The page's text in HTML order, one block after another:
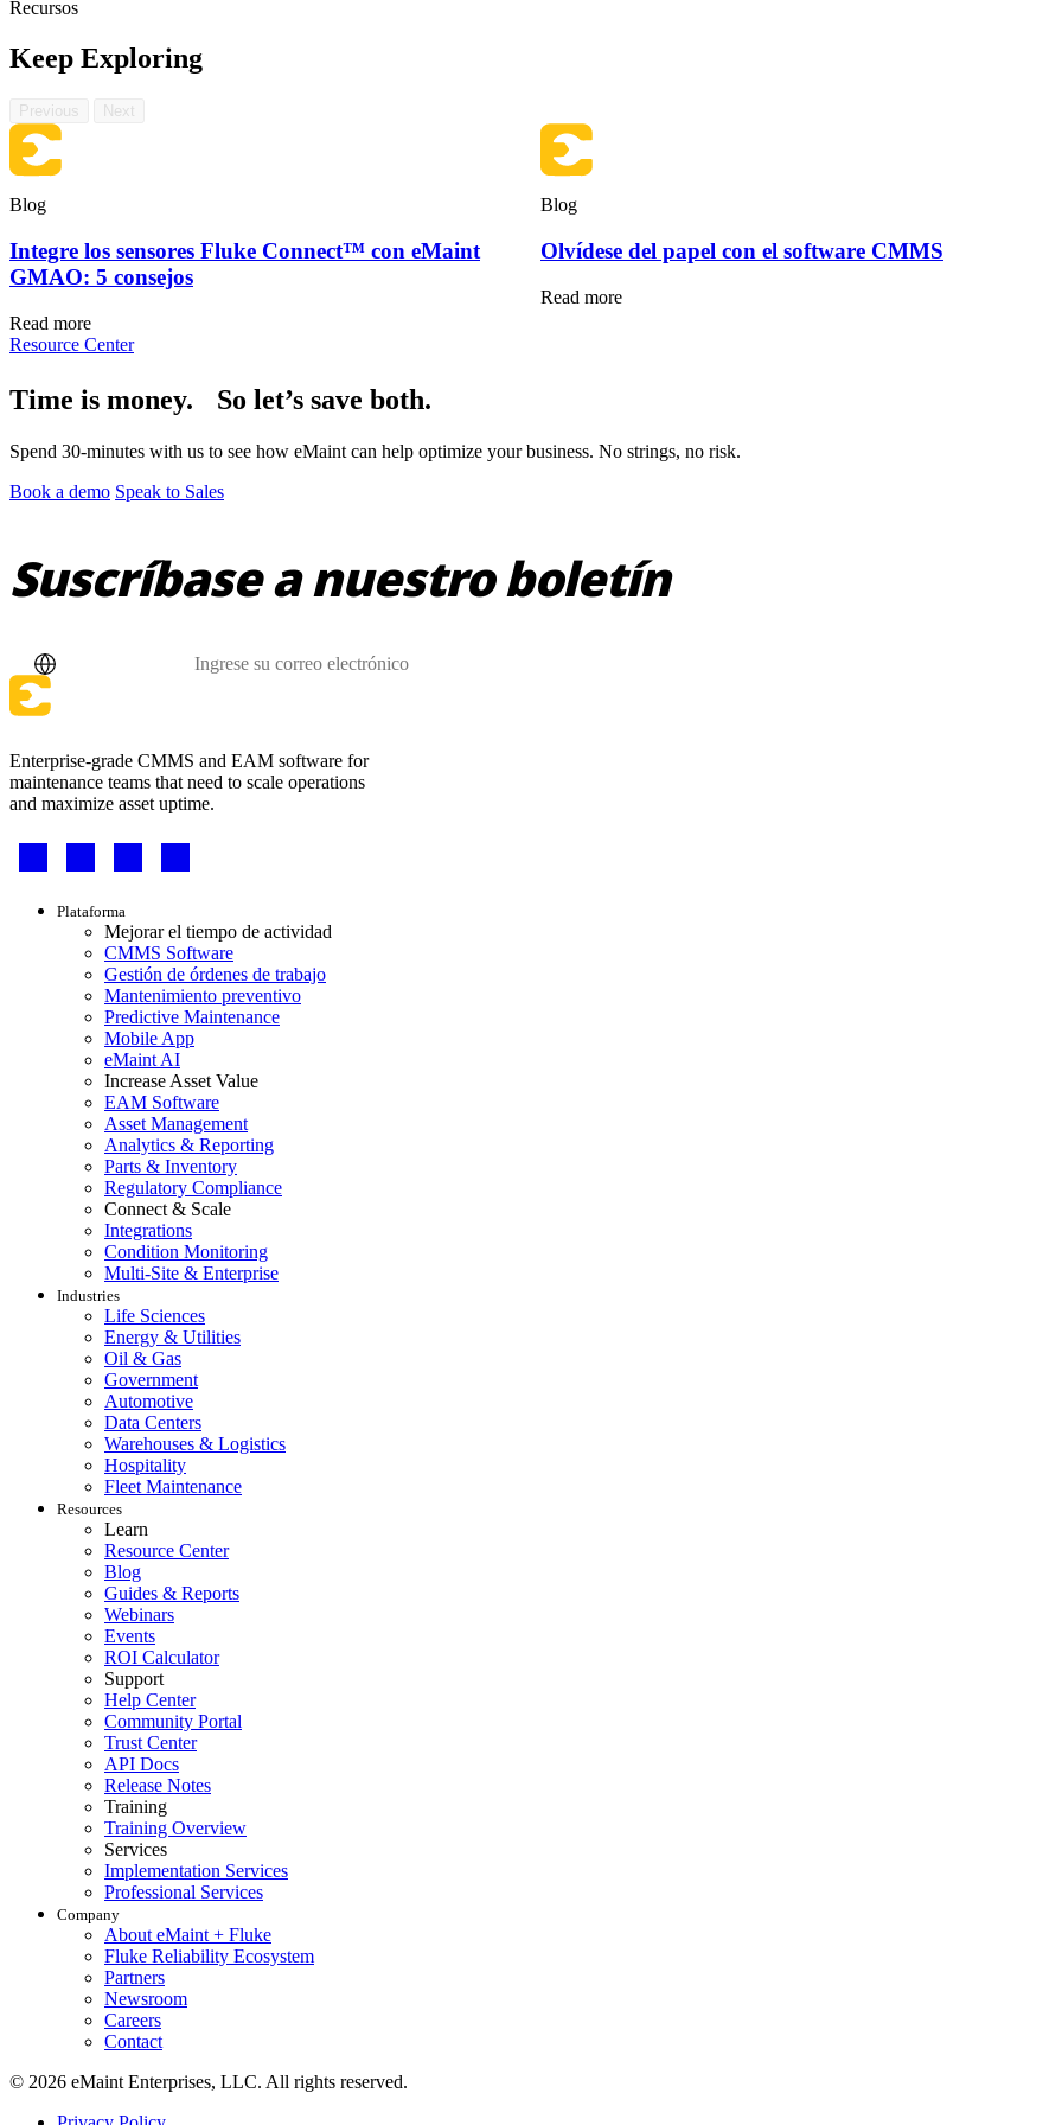
Gestión de órdenes de trabajo
Planifique, asigne y realice seguimiento hasta su finalización
Alimentos y Bebidas
FDA, saneamiento, trazabilidad, control de alérgenos
Recursos
Keep Exploring
Previous Next
Blog
Integre los sensores Fluke Connect™ con eMaint
GMAO: 5 consejos
Read more
Blog
Olvídese del papel con el software CMMS
Read more
Resource Center
Time is money. So let’s save both.
Spend 30-minutes with us to see how eMaint can help optimize your business. No strings, no risk.
Book a demo Speak to Sales
Suscríbase a nuestro boletín
País Correo electrónico
Enterprise-grade CMMS and EAM software for
maintenance teams that need to scale operations
and maximize asset uptime.
Footer
FooterPlataforma
Mejorar el tiempo de actividad
CMMS Software
Gestión de órdenes de trabajo
Mantenimiento preventivo
Predictive Maintenance
Mobile App
eMaint AI
Increase Asset Value
EAM Software
Asset Management
Analytics & Reporting
Parts & Inventory
Regulatory Compliance
Connect & Scale
Integrations
Condition Monitoring
Multi-Site & Enterprise
Industries
Life Sciences
Energy & Utilities
Oil & Gas
Government
Automotive
Data Centers
Warehouses & Logistics
Hospitality
Fleet Maintenance
Resources
Learn
Resource Center
Blog
Guides & Reports
Webinars
Events
ROI Calculator
Support
Help Center
Community Portal
Trust Center
API Docs
Release Notes
Training
Training Overview
Services
Implementation Services
Professional Services
Company
About eMaint + Fluke
Fluke Reliability Ecosystem
Partners
Newsroom
Careers
Contact
© 2026 eMaint Enterprises, LLC. All rights reserved.